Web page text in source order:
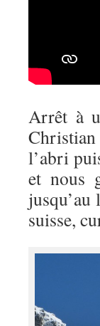
Arrêt à
Christian
l’abri
et nous
suisse,